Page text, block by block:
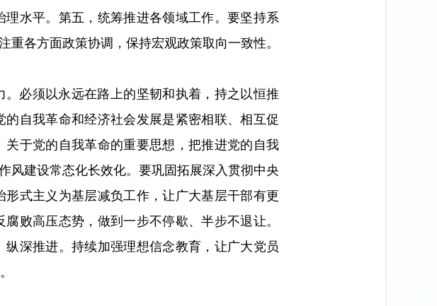
水平。第五，统筹推进各领域工作。要坚持系
各方面政策协调，保持宏观政策取向一致性。
必须以永远在路上的坚韧和执着，持之以恒推
自我革命和经济社会发展是紧密相联、相互促
于党的自我革命的重要思想，把推进党的自我
风建设常态化长效化。要巩固拓展深入贯彻中央
式主义为基层减负工作，让广大基层干部有更
败高压态势，做到一步不停歇、半步不退让。
深推进。持续加强理想信念教育，让广大党员